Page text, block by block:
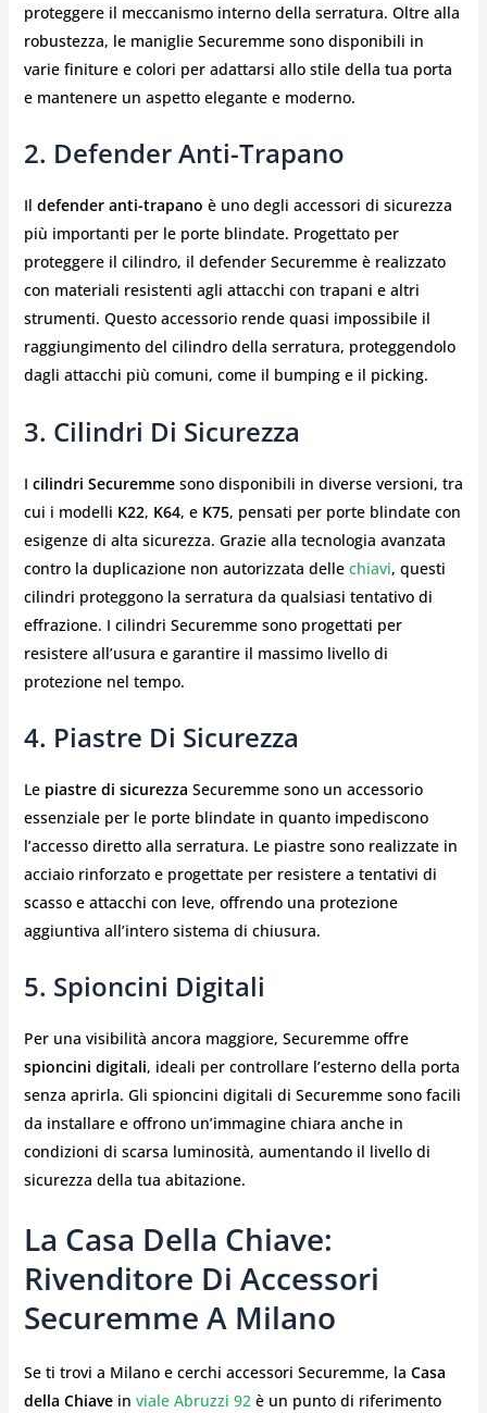
proteggere il meccanismo interno della serratura. Oltre alla
robustezza, le maniglie Securemme sono disponibili in
varie finiture e colori per adattarsi allo stile della tua porta
e mantenere un aspetto elegante e moderno.
2. Defender Anti-Trapano
Il defender anti-trapano è uno degli accessori di sicurezza
più importanti per le porte blindate. Progettato per
proteggere il cilindro, il defender Securemme è realizzato
con materiali resistenti agli attacchi con trapani e altri
strumenti. Questo accessorio rende quasi impossibile il
raggiungimento del cilindro della serratura, proteggendolo
dagli attacchi più comuni, come il bumping e il picking.
3. Cilindri Di Sicurezza
I cilindri Securemmesono disponibili in diverse versioni, tra
cui i modelli K22, K64, e K75, pensati per porte blindate con
esigenze di alta sicurezza. Grazie alla tecnologia avanzata
contro la duplicazione non autorizzata delle chiavi, questi
cilindri proteggono la serratura da qualsiasi tentativo di
effrazione. I cilindri Securemme sono progettati per
resistere all’usura e garantire il massimo livello di
protezione nel tempo.
4. Piastre Di Sicurezza
Le piastre di sicurezza Securemme sono un accessorio
essenziale per le porte blindate in quanto impediscono
l’accesso diretto alla serratura. Le piastre sono realizzate in
acciaio rinforzato e progettate per resistere a tentativi di
scasso e attacchi con leve, offrendo una protezione
aggiuntiva all’intero sistema di chiusura.
5. Spioncini Digitali
Per una visibilità ancora maggiore, Securemme offre
spioncini digitali, ideali per controllare l’esterno della porta
senza aprirla. Gli spioncini digitali di Securemme sono facili
da installare e offrono un’immagine chiara anche in
condizioni di scarsa luminosità, aumentando il livello di
sicurezza della tua abitazione.
La Casa Della Chiave:
Rivenditore Di Accessori
Securemme A Milano
Se ti trovi a Milano e cerchi accessori Securemme, la Casa
della Chiavein viale Abruzzi 92 è un punto di riferimento